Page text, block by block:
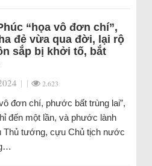
“họa vô đơn chí”,
đẻ vừa qua đời, lại rộ
sắp bị khởi tố, bắt
| | 2.623
đơn chí, phước bất trùng lai”,
đến một lần, và phước lành
Thủ tướng, cựu Chủ tịch nước